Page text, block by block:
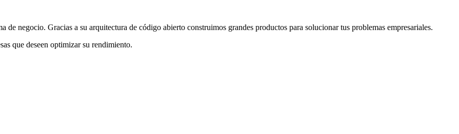
de negocio. Gracias a su arquitectura de código abierto construimos grandes productos para solucionar tus problemas empresariales.
que deseen optimizar su rendimiento.